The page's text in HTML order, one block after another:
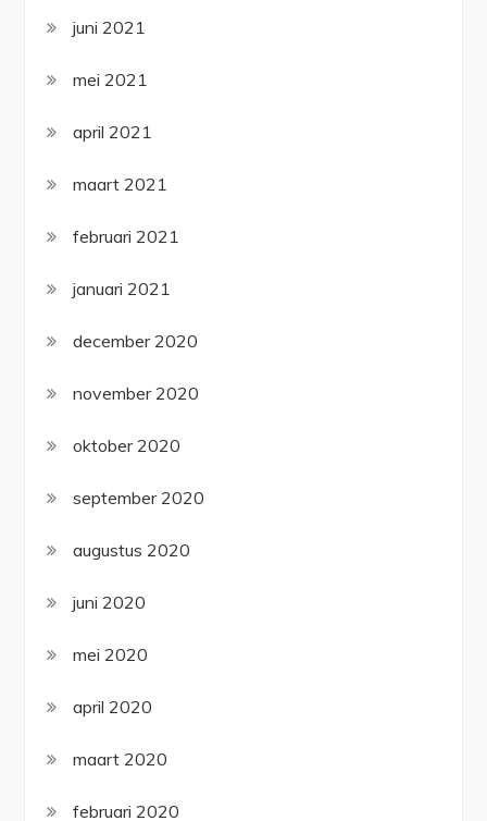
juni 2021
mei 2021
april 2021
maart 2021
februari 2021
januari 2021
december 2020
november 2020
oktober 2020
september 2020
augustus 2020
juni 2020
mei 2020
april 2020
maart 2020
februari 2020